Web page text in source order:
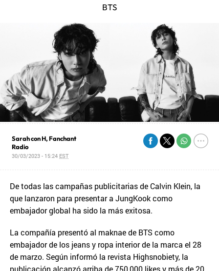
BTS
Sarah con H, Fanchant
Radio
30/03/2023 - 15:24 EST
De todas las campañas publicitarias de Calvin Klein, la
que lanzaron para presentar a JungKook como
embajador global ha sido la más exitosa.
La compañía presentó al maknae de BTS como
embajador de los jeans y ropa interior de la marca el 28
de marzo. Según informó la revista Highsnobiety, la
publicación alcanzó arriba de 750,000 likes y más de 20